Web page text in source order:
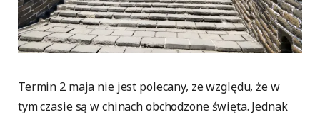
Termin 2 maja nie jest polecany, ze względu, że w
tym czasie są w chinach obchodzone święta. Jednak